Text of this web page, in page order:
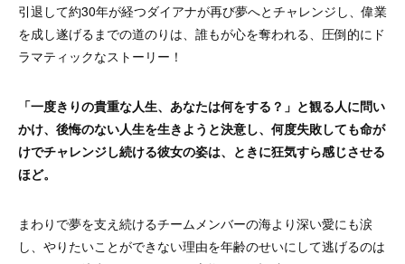
引退して約30年が経つダイアナが再び夢へとチャレンジし、偉業
を成し遂げるまでの道のりは、誰もが心を奪われる、圧倒的にド
ラマティックなストーリー！
「一度きりの貴重な人生、あなたは何をする？」と観る人に問い
かけ、後悔のない人生を生きようと決意し、何度失敗しても命が
けでチャレンジし続ける彼女の姿は、ときに狂気すら感じさせる
ほど。
まわりで夢を支え続けるチームメンバーの海より深い愛にも涙
し、やりたいことができない理由を年齢のせいにして逃げるのは